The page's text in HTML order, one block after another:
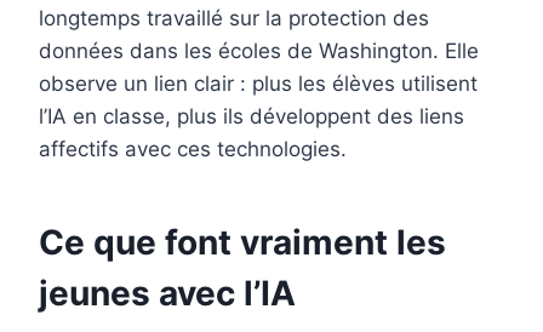
longtemps travaillé sur la protection des
données dans les écoles de Washington. Elle
observe un lien clair : plus les élèves utilisent
l’IA en classe, plus ils développent des liens
affectifs avec ces technologies.
Ce que font vraiment les
jeunes avec l’IA